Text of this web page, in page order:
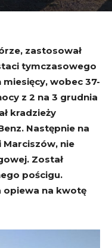
zastosował
tymczasowego
wobec 37-
z 2 na 3 grudnia
kradzieży
Następnie na
nie
Został
pościgu.
opiewa na kwotę